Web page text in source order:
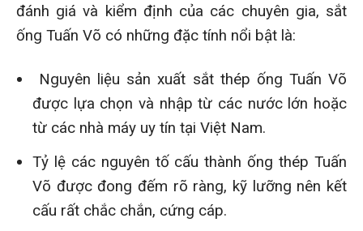
đánh giá và kiểm định của các chuyên gia, sắt
ống Tuấn Võ có những đặc tính nổi bật là:
Nguyên liệu sản xuất sắt thép ống Tuấn Võ
được lựa chọn và nhập từ các nước lớn hoặc
từ các nhà máy uy tín tại Việt Nam.
Tỷ lệ các nguyên tố cấu thành ống thép Tuấn
Võ được đong đếm rõ ràng, kỹ lưỡng nên kết
cấu rất chắc chắn, cứng cáp.